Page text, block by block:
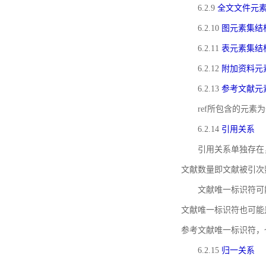
6.2.9 全文文件元
6.2.10 图元素集结
6.2.11 表元素集结
6.2.12 附加资料元
6.2.13 参考文献元
ref所包含的元素
6.2.14 引用关系
引用关系单独存
文献数量即文献被引
文献唯一标识符
文献唯一标识符也可
参考文献唯一标识符
6.2.15 归一关系